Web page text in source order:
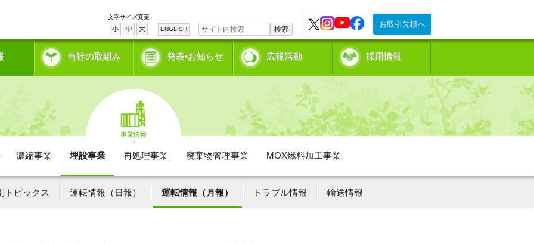
お取引先様へ
検索
文字サイズ変更
小 中 大 ENGLISH
当社の取組み 発表•お知らせ 広報活動 採用情報
事業情報
濃縮事業 埋設事業 再処理事業 廃棄物管理事業 MOX燃料加工事業
トピックス 運転情報（日報） 運転情報（月報） トラブル情報 輸送情報